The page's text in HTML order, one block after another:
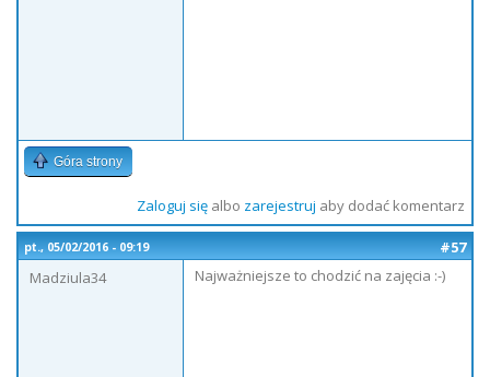
Góra strony
Zaloguj sięalbo zarejestruj aby dodać komentarz
pt., 05/02/2016 - 09:19
#57
Madziula34
Najważniejsze to chodzić na zajęcia :-)